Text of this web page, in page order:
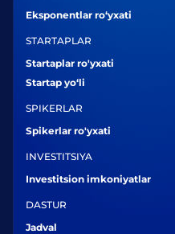
Eksponentlar ro‘yxati
STARTAPLAR
Startaplar ro'yxati
Startap yo‘li
SPIKERLAR
Spikerlar ro'yxati
INVESTITSIYA
Investitsion imkoniyatlar
DASTUR
Jadval